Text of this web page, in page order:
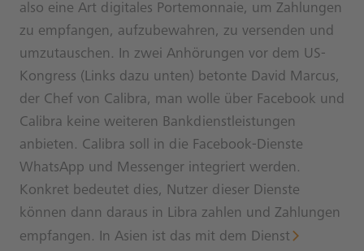
also eine Art digitales Portemonnaie, um Zahlungen
zu empfangen, aufzubewahren, zu versenden und
umzutauschen. In zwei Anhörungen vor dem US-
Kongress (Links dazu unten) betonte David Marcus,
der Chef von Calibra, man wolle über Facebook und
Calibra keine weiteren Bankdienstleistungen
anbieten. Calibra soll in die Facebook-Dienste
WhatsApp und Messenger integriert werden.
Konkret bedeutet dies, Nutzer dieser Dienste
können dann daraus in Libra zahlen und Zahlungen
empfangen. In Asien ist das mit dem Dienst